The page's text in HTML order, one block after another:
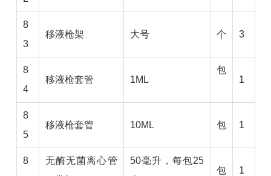
8
3
移液枪架 大号 个 3
8
4
移液枪套管 1ML
包
1
8
5
移液枪套管 10ML 包 1
8
无酶无菌离心管
50毫升，每包25
包 1